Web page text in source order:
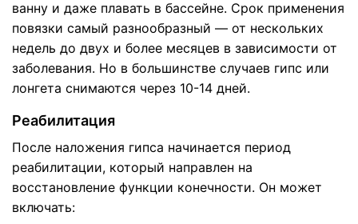
ванну и даже плавать в бассейне. Срок применения
повязки самый разнообразный — от нескольких
недель до двух и более месяцев в зависимости от
заболевания. Но в большинстве случаев гипс или
лонгета снимаются через 10-14 дней.
Реабилитация
После наложения гипса начинается период
реабилитации, который направлен на
восстановление функции конечности. Он может
включать: